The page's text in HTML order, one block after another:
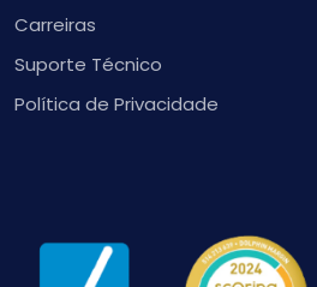
Carreiras
Suporte Técnico
Política de Privacidade